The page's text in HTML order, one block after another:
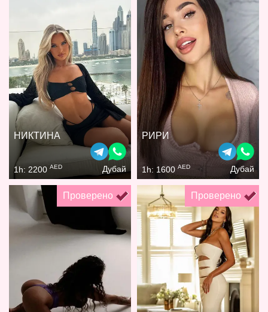
НИКТИНА
1h: 2200 AED Дубай
РИРИ
1h: 1600 AED Дубай
Проверено Проверено